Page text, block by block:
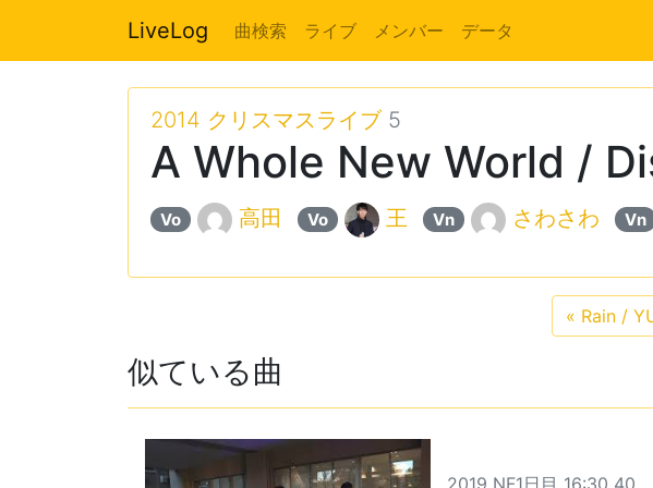
LiveLog 曲検索 ライブ メンバー データ
2014 クリスマスライブ5
A Whole New World /
Vo 高田 Vo 王 Vn さわさわ Vn
« Rain /
似ている曲